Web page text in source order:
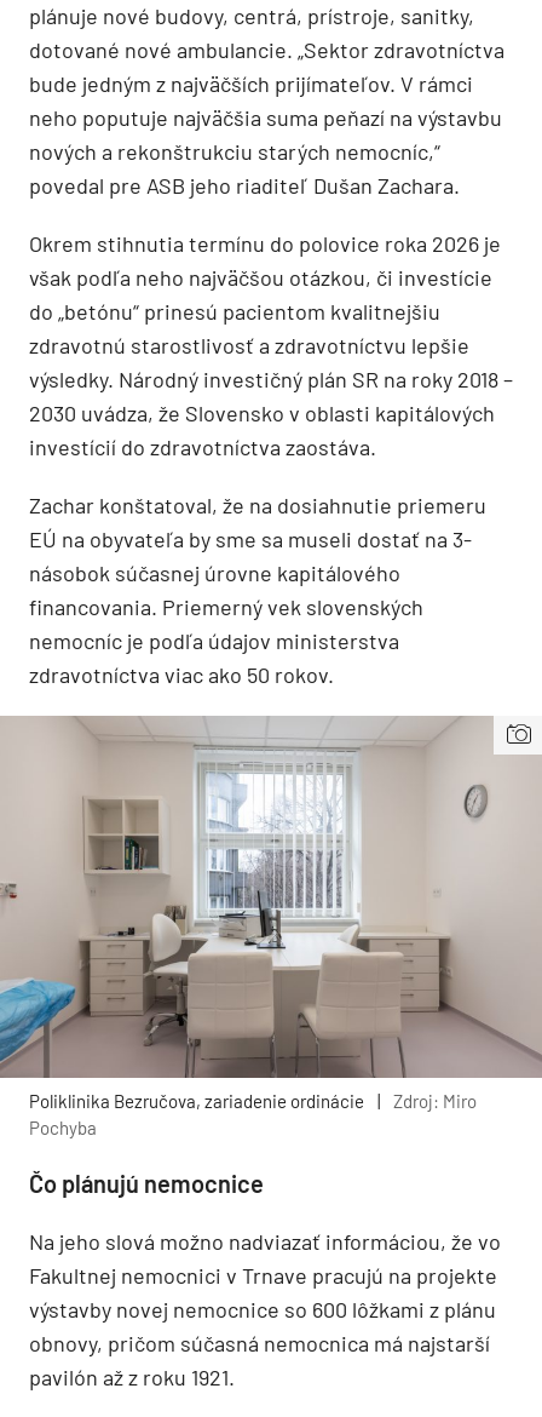
plánuje nové budovy, centrá, prístroje, sanitky,
dotované nové ambulancie. „Sektor zdravotníctva
bude jedným z najväčších prijímateľov. V rámci
neho poputuje najväčšia suma peňazí na výstavbu
nových a rekonštrukciu starých nemocníc,“
povedal pre ASB jeho riaditeľ Dušan Zachara.
Okrem stihnutia termínu do polovice roka 2026 je
však podľa neho najväčšou otázkou, či investície
do „betónu“ prinesú pacientom kvalitnejšiu
zdravotnú starostlivosť a zdravotníctvu lepšie
výsledky. Národný investičný plán SR na roky 2018 –
2030 uvádza, že Slovensko v oblasti kapitálových
investícií do zdravotníctva zaostáva.
Zachar konštatoval, že na dosiahnutie priemeru
EÚ na obyvateľa by sme sa museli dostať na 3-
násobok súčasnej úrovne kapitálového
financovania. Priemerný vek slovenských
nemocníc je podľa údajov ministerstva
zdravotníctva viac ako 50 rokov.
Poliklinika Bezručova, zariadenie ordinácie |
Zdroj: Miro
Pochyba
Čo plánujú nemocnice
Na jeho slová možno nadviazať informáciou, že vo
Fakultnej nemocnici v Trnave pracujú na projekte
výstavby novej nemocnice so 600 lôžkami z plánu
obnovy, pričom súčasná nemocnica má najstarší
pavilón až z roku 1921.